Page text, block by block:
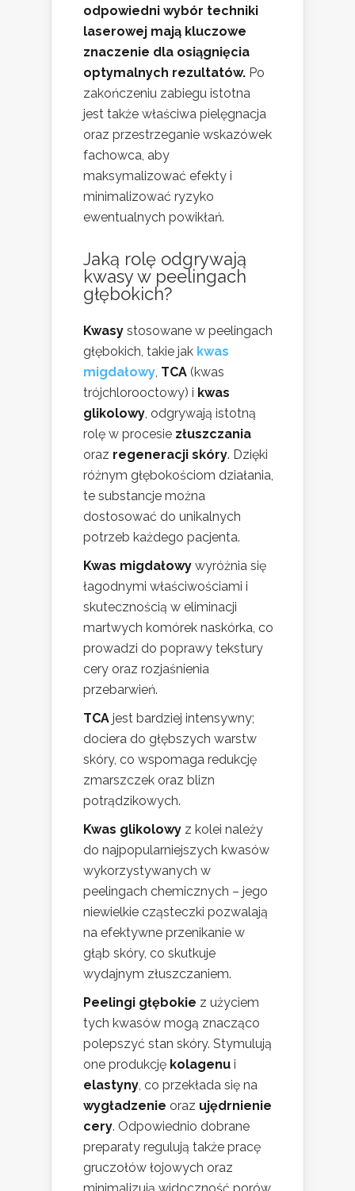
odpowiedni wybór techniki
laserowej mają kluczowe
znaczenie dla osiągnięcia
optymalnych rezultatów. Po
zakończeniu zabiegu istotna
jest także właściwa pielęgnacja
oraz przestrzeganie wskazówek
fachowca, aby
maksymalizować efekty i
minimalizować ryzyko
ewentualnych powikłań.
Jaką rolę odgrywają
kwasy w peelingach
głębokich?
Kwasy stosowane w peelingach
głębokich, takie jak kwas
migdałowy TCA (kwas
trójchlorooctowy) i kwas
glikolowy , odgrywają istotną
rolę w procesie złuszczania
oraz regeneracji skóry. Dzięki
różnym głębokościom działania,
te substancje można
dostosować do unikalnych
potrzeb każdego pacjenta.
Kwas migdałowy wyróżnia się
łagodnymi właściwościami i
skutecznością w eliminacji
martwych komórek naskórka, co
prowadzi do poprawy tekstury
cery oraz rozjaśnienia
przebarwień.
TCA jest bardziej intensywny;
dociera do głębszych warstw
skóry, co wspomaga redukcję
zmarszczek oraz blizn
potrądzikowych.
Kwas glikolowy z kolei należy
do najpopularniejszych kwasów
wykorzystywanych w
peelingach chemicznych – jego
niewielkie cząsteczki pozwalają
na efektywne przenikanie w
głąb skóry, co skutkuje
wydajnym złuszczaniem.
Peelingi głębokie z użyciem
tych kwasów mogą znacząco
polepszyć stan skóry. Stymulują
one produkcję kolagenu i
elastyny , co przekłada się na
wygładzenie oraz ujędrnienie
cery. Odpowiednio dobrane
preparaty regulują także pracę
gruczołów łojowych oraz
minimalizują widoczność porów.